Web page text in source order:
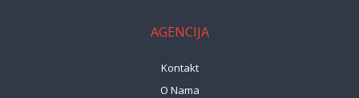
AGENCIJA
Kontakt
O Nama